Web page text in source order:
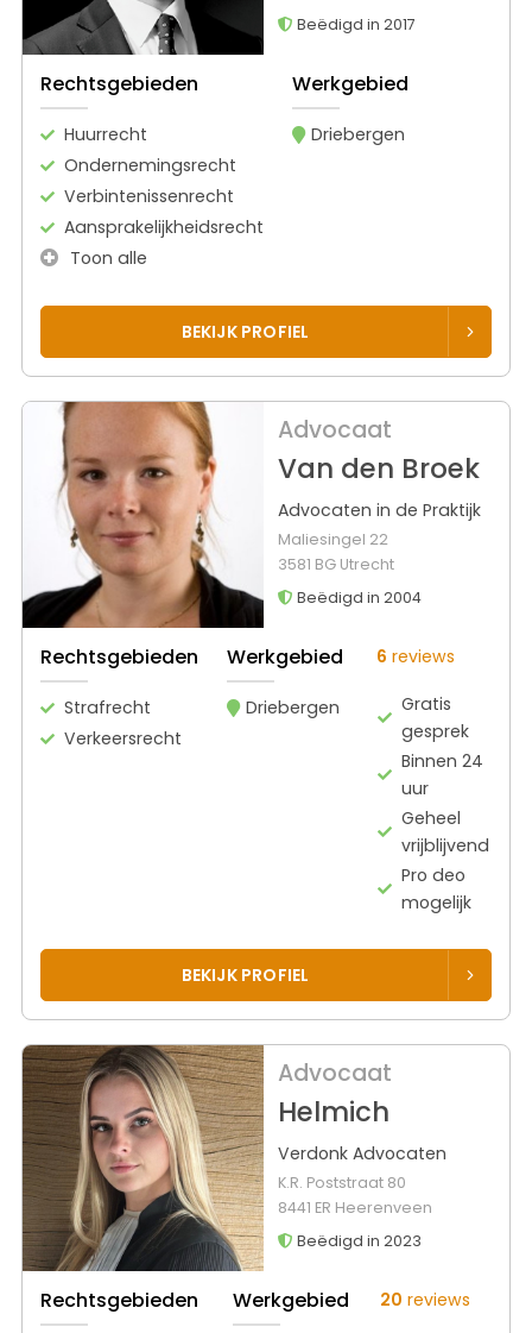
Beëdigd in 2017
Rechtsgebieden
Huurrecht
Ondernemingsrecht
Verbintenissenrecht
Aansprakelijkheidsrecht
Toon alle
Werkgebied
Driebergen
BEKIJK PROFIEL
Advocaat
Van den Broek
Advocaten in de Praktijk
Maliesingel 22
3581 BG Utrecht
Beëdigd in 2004
Rechtsgebieden
Strafrecht
Verkeersrecht
Werkgebied
Driebergen
6 reviews
Gratis
gesprek
Binnen 24
uur
Geheel
vrijblijvend
Pro deo
mogelijk
BEKIJK PROFIEL
Advocaat
Helmich
Verdonk Advocaten
K.R. Poststraat 80
8441 ER Heerenveen
Beëdigd in 2023
Rechtsgebieden Werkgebied 20 reviews